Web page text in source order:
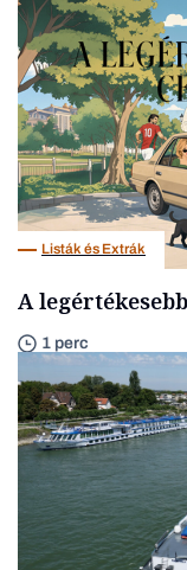
Listák és Extrák
A
1 perc